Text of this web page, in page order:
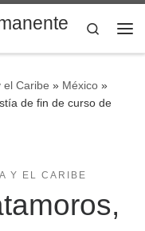
Search
el Caribe » México »
de fin de curso de
Y EL CARIBE